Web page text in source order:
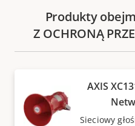
Produkty
Z OCHRONĄ
AXIS
Sieciowy